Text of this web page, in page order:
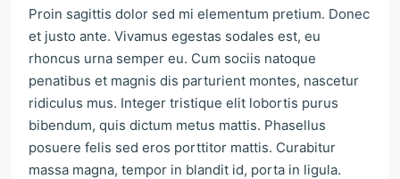
Proin sagittis dolor sed mi elementum pretium. Donec
et justo ante. Vivamus egestas sodales est, eu
rhoncus urna semper eu. Cum sociis natoque
penatibus et magnis dis parturient montes, nascetur
ridiculus mus. Integer tristique elit lobortis purus
bibendum, quis dictum metus mattis. Phasellus
posuere felis sed eros porttitor mattis. Curabitur
massa magna, tempor in blandit id, porta in ligula.